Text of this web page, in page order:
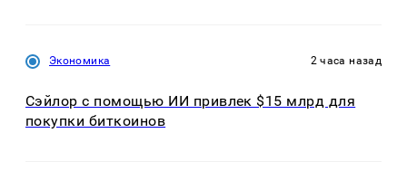
Экономика 2 часа назад
Сэйлор с помощью ИИ привлек $15 млрд для
покупки биткоинов